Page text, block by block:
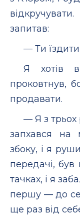
запитав:
— Ти
Я хотів
проковтнув,
продавати.
— Я з трьох
запхався на
збоку, і я
передачі, був
тачках, і я
першу — до
ще раз від